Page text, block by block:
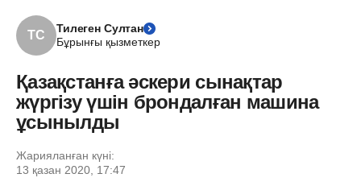
ТС
Тилеген Султан
Бұрынғы қызметкер
Қазақстанға әскери сынақтар
жүргізу үшін брондалған машина
ұсынылды
Жарияланған күні:
13 қазан 2020, 17:47